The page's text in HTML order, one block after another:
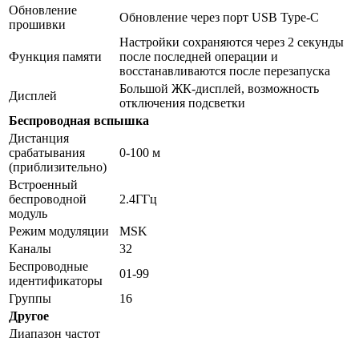
Обновление
прошивки
Обновление через порт USB Type-C
Функция памяти
Настройки сохраняются через 2 секунды
после последней операции и
восстанавливаются после перезапуска
Дисплей
Большой ЖК-дисплей, возможность
отключения подсветки
Беспроводная вспышка
Дистанция
срабатывания
(приблизительно)
0-100 м
Встроенный
беспроводной
модуль
2.4ГГц
Режим модуляции
MSK
Каналы
32
Беспроводные
идентификаторы
01-99
Группы
16
Другое
Диапазон частот